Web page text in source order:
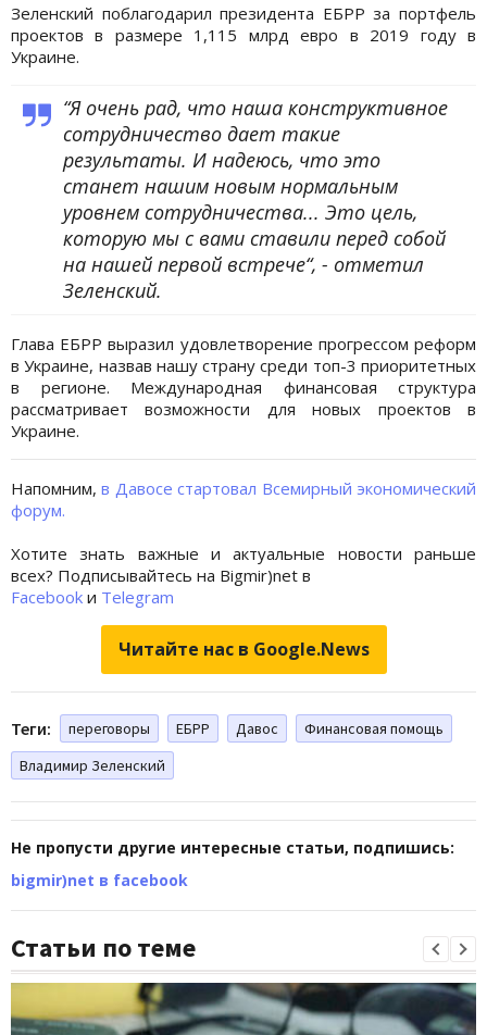
Зеленский поблагодарил президента ЕБРР за портфель
проектов в размере 1,115 млрд евро в 2019 году в
Украине.
“Я очень рад, что наша конструктивное
сотрудничество дает такие
результаты. И надеюсь, что это
станет нашим новым нормальным
уровнем сотрудничества... Это цель,
которую мы с вами ставили перед собой
на нашей первой встрече“, - отметил
Зеленский.
Глава ЕБРР выразил удовлетворение прогрессом реформ
в Украине, назвав нашу страну среди топ-3 приоритетных
в регионе. Международная финансовая структура
рассматривает возможности для новых проектов в
Украине.
Напомним,в Давосе стартовал Всемирный экономический
форум.
Хотите знать важные и актуальные новости раньше
всех? Подписывайтесь на Bigmir)net в
Facebook и Telegram
Читайте нас в Google.News
Теги: переговоры ЕБРР Давос
Финансовая помощь
Владимир Зеленский
Не пропусти другие интересные статьи, подпишись:
bigmir)net в facebook
Статьи по теме